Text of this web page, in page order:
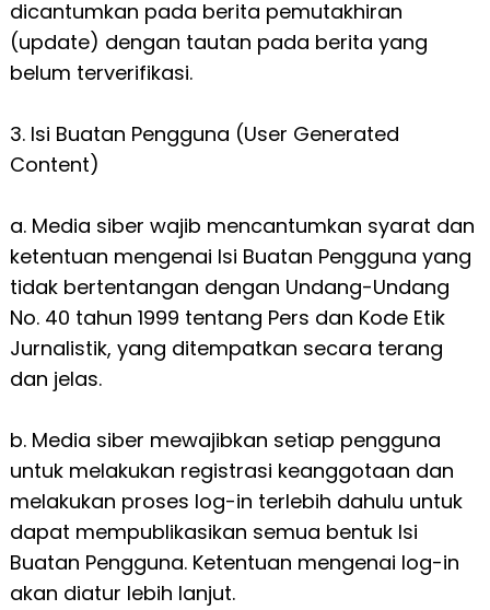
dicantumkan pada berita pemutakhiran
(update) dengan tautan pada berita yang
belum terverifikasi.
3. Isi Buatan Pengguna (User Generated
Content)
a. Media siber wajib mencantumkan syarat dan
ketentuan mengenai Isi Buatan Pengguna yang
tidak bertentangan dengan Undang-Undang
No. 40 tahun 1999 tentang Pers dan Kode Etik
Jurnalistik, yang ditempatkan secara terang
dan jelas.
b. Media siber mewajibkan setiap pengguna
untuk melakukan registrasi keanggotaan dan
melakukan proses log-in terlebih dahulu untuk
dapat mempublikasikan semua bentuk Isi
Buatan Pengguna. Ketentuan mengenai log-in
akan diatur lebih lanjut.